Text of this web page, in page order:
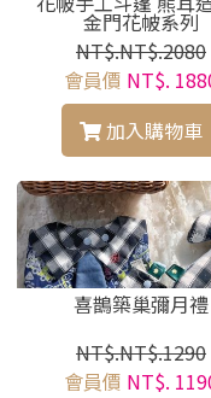
金門花帔系列
NT$.NT$.2080
會員價 NT$.
加入購物車
喜鵲築巢彌月禮
NT$.NT$.1290
會員價 NT$.